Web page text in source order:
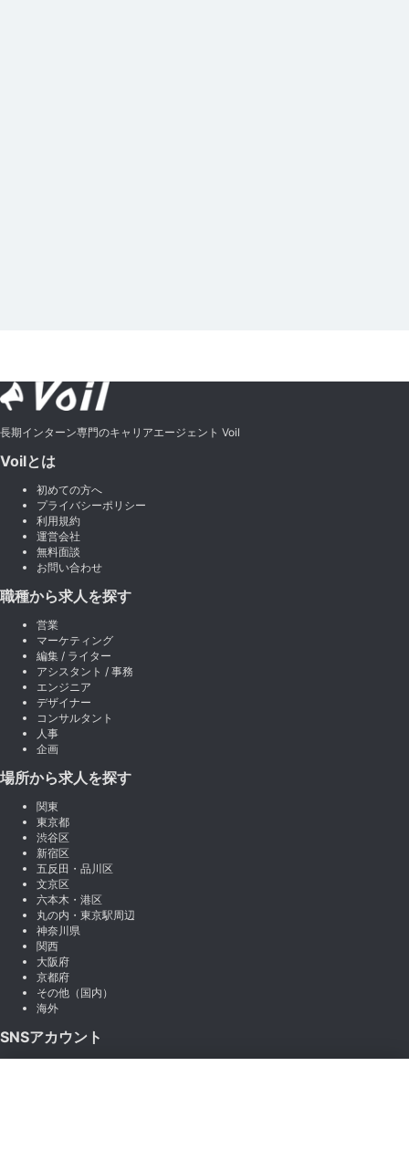
長期インターン専門のキャリアエージェント Voil
Voilとは
初めての方へ
プライバシーポリシー
利用規約
運営会社
無料面談
お問い合わせ
職種から求人を探す
営業
マーケティング
編集 / ライター
アシスタント / 事務
エンジニア
デザイナー
コンサルタント
人事
企画
場所から求人を探す
関東
東京都
渋谷区
新宿区
五反田・品川区
文京区
六本木・港区
丸の内・東京駅周辺
神奈川県
関西
大阪府
京都府
その他（国内）
海外
SNSアカウント